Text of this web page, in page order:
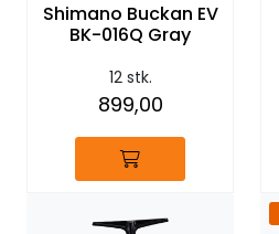
Shimano Buckan EV
BK-016Q Gray
12 stk.
899,00